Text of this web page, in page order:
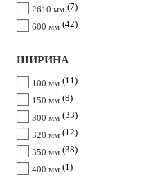
2610 мм 7
600 мм 42
ШИРИНА
100 мм 11
150 мм 8
300 мм 33
320 мм 12
350 мм 38
400 мм 1